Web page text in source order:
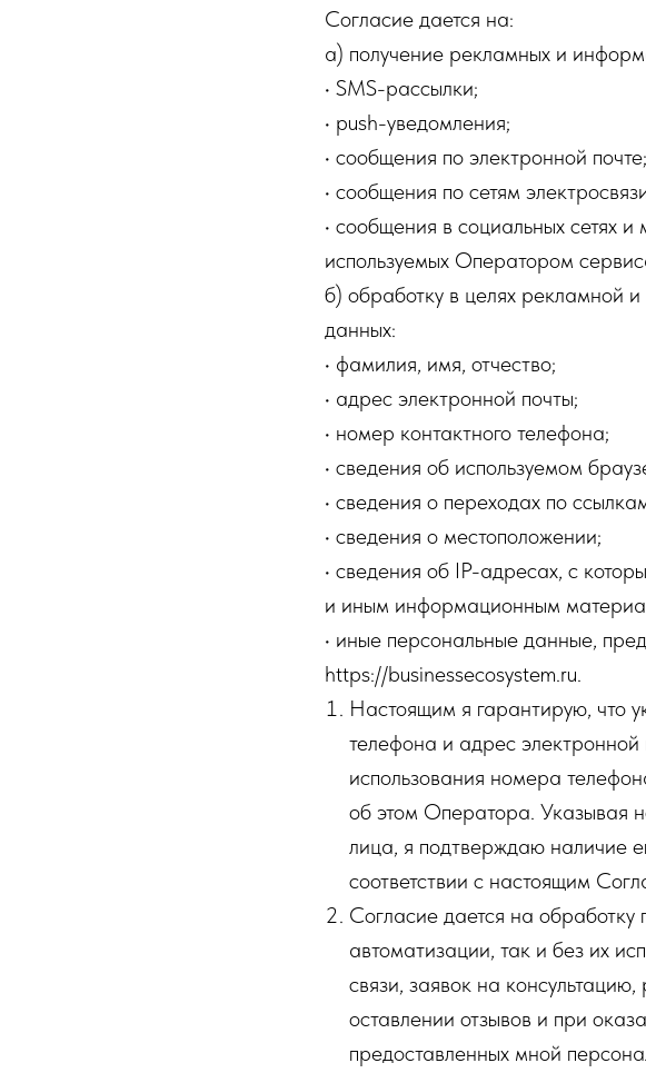
Согласие дается на:
а) получение рекламных и
• SMS-рассылки;
• push-уведомления;
• сообщения по электронной почте;
• сообщения по сетям
• сообщения в социальных сетях
используемых Оператором
б) обработку в целях рекламной
данных:
• фамилия, имя, отчество;
• адрес электронной почты;
• номер контактного телефона;
• сведения об используемом
• сведения о переходах по
• сведения о местоположении;
• сведения об IP-адресах, с
и иным информационным
• иные персональные данные,
https://businessecosystem.ru.
Настоящим я гарантирую, что
телефона и адрес
использования номера
об этом Оператора. Указывая
лица, я подтверждаю наличие
соответствии с настоящим
Согласие дается на
автоматизации, так и без их
связи, заявок на
оставлении отзывов и при
предоставленных мной